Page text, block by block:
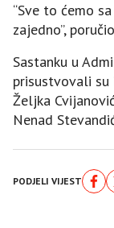
“Sve to ćemo
zajedno”,
Sastanku u
prisustvovali su
Željka
Nenad
PODJELI VIJEST